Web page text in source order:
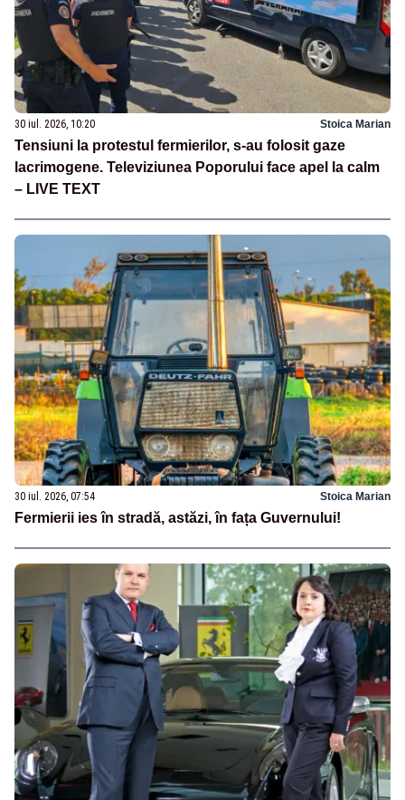
30 iul. 2026, 10:20 Stoica Marian
Tensiuni la protestul fermierilor, s-au folosit gaze
lacrimogene. Televiziunea Poporului face apel la calm
– LIVE TEXT
30 iul. 2026, 07:54 Stoica Marian
Fermierii ies în stradă, astăzi, în fața Guvernului!